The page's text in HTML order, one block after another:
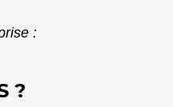
:
?